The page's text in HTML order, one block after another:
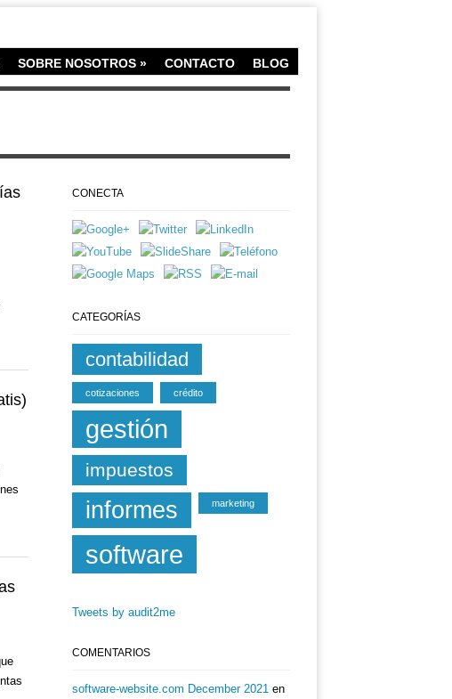
SOBRE NOSOTROS » CONTACTO BLOG
CONECTA
CATEGORÍAS
contabilidad
cotizaciones crédito
gestión
impuestos
informes marketing
software
Tweets by audit2me
COMENTARIOS
software-website.com December 2021 en